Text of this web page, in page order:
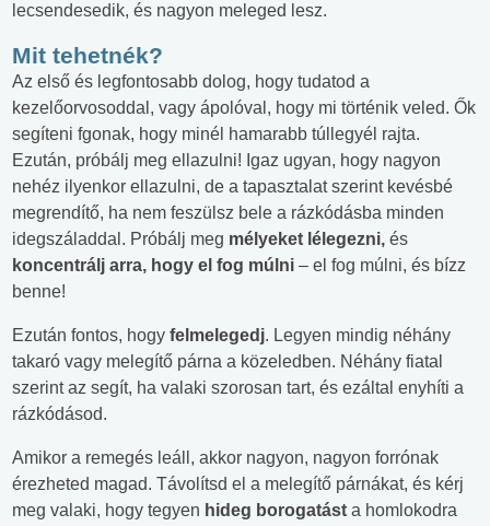
lecsendesedik, és nagyon meleged lesz.
Mit tehetnék?
Az első és legfontosabb dolog, hogy tudatod a
kezelőorvosoddal, vagy ápolóval, hogy mi történik veled. Ők
segíteni fgonak, hogy minél hamarabb túllegyél rajta.
Ezután, próbálj meg ellazulni! Igaz ugyan, hogy nagyon
nehéz ilyenkor ellazulni, de a tapasztalat szerint kevésbé
megrendítő, ha nem feszülsz bele a rázkódásba minden
idegszáladdal. Próbálj meg mélyeket lélegezni, és
koncentrálj arra, hogy el fog múlni – el fog múlni, és bízz
benne!
Ezután fontos, hogy felmelegedj. Legyen mindig néhány
takaró vagy melegítő párna a közeledben. Néhány fiatal
szerint az segít, ha valaki szorosan tart, és ezáltal enyhíti a
rázkódásod.
Amikor a remegés leáll, akkor nagyon, nagyon forrónak
érezheted magad. Távolítsd el a melegítő párnákat, és kérj
meg valaki, hogy tegyen hideg borogatást a homlokodra